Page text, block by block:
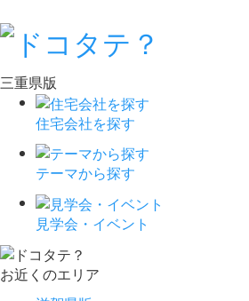
三重県版
住宅会社を探す
テーマから探す
見学会・イベント
お近くのエリア